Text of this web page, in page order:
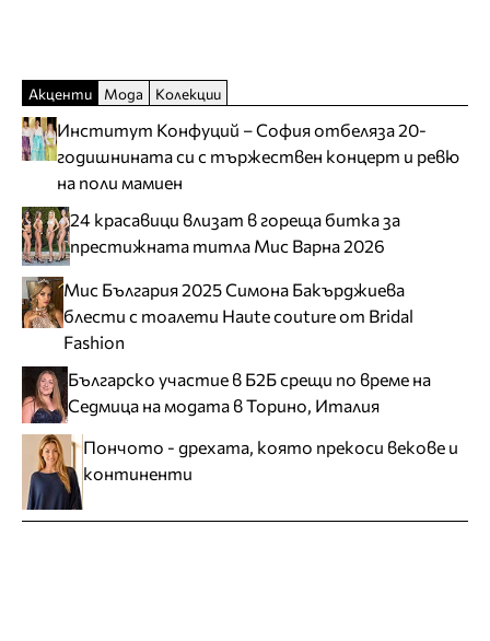
Акценти Мода Колекции
Институт Конфуций – София отбеляза 20-
годишнината си с тържествен концерт и ревю
на поли мамиен
24 красавици влизат в гореща битка за
престижната титла Мис Варна 2026
Мис България 2025 Симона Бакърджиева
блести с тоалети Haute couture от Bridal
Fashion
Българско участие в Б2Б срещи по време на
Седмица на модата в Торино, Италия
Пончото - дрехата, която прекоси векове и
континенти